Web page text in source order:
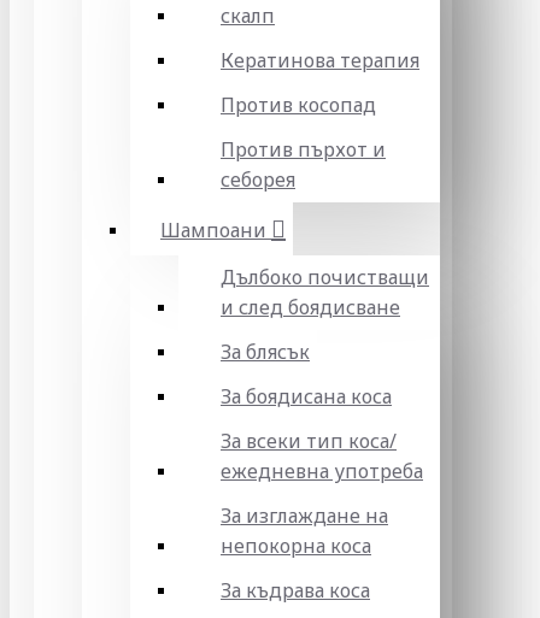
скалп
Кератинова терапия
Против косопад
Против пърхот и
себорея
Шампоани
Дълбоко почистващи
и след боядисване
За блясък
За боядисана коса
За всеки тип коса/
ежедневна употреба
За изглаждане на
непокорна коса
За къдрава коса